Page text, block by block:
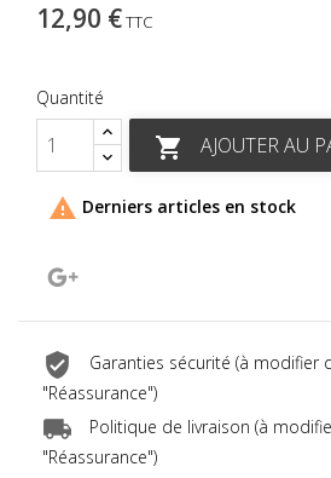
12,90 €TTC
Quantité
 AJOUTER AU
 Derniers articles en stock
Garanties sécurité (à modifier
"Réassurance")
Politique de livraison (à
"Réassurance")